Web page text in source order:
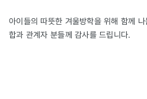
아이들의 따뜻한 겨울방학을 위해 함께
합과 관계자 분들께 감사를 드립니다.